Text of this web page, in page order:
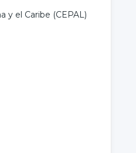
y el Caribe (CEPAL)